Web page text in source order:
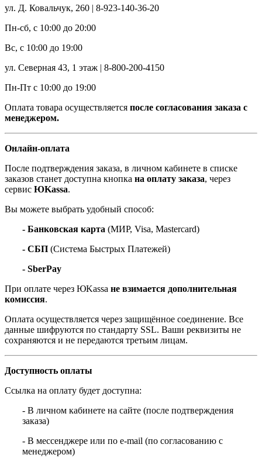
ул. Д. Ковальчук, 260 | 8-923-140-36-20
Пн-сб, с 10:00 до 20:00
Вс, с 10:00 до 19:00
ул. Северная 43, 1 этаж | 8-800-200-4150
Пн-Пт с 10:00 до 19:00
Оплата товара осуществляется после согласования заказа с
менеджером.
Онлайн-оплата
После подтверждения заказа, в личном кабинете в списке
заказов станет доступна кнопка на оплату заказа, через
сервис ЮKassa.
Вы можете выбрать удобный способ:
- Банковская карта (МИР, Visa, Mastercard)
- СБП (Система Быстрых Платежей)
- SberPay
При оплате через ЮKassa не взимается дополнительная
комиссия.
Оплата осуществляется через защищённое соединение. Все
данные шифруются по стандарту SSL. Ваши реквизиты не
сохраняются и не передаются третьим лицам.
Доступность оплаты
Ссылка на оплату будет доступна:
- В личном кабинете на сайте (после подтверждения
заказа)
- В мессенджере или по e-mail (по согласованию с
менеджером)